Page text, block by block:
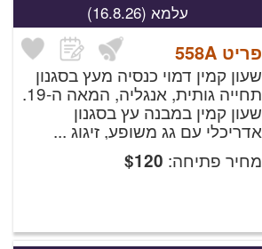
עלמא (16.8.26)
פריט 558A
שעון קמין דמוי כנסיה מעץ בסגנון
תחייה גותית, אנגליה, המאה ה-19.
שעון קמין במבנה עץ בסגנון
אדריכלי עם גג משופע, זיגוג ...
מחיר פתיחה:
$120